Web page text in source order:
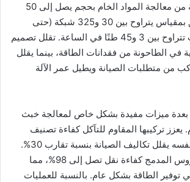
هذه الطاحونة القوية من معالجة المواد الخام بحجم يصل إلى 50
ملم، وإنتاج مساحيق بمقياس يتراوح بين 30 و325 شبكة (حتى
0.038 ملم)، بسعات تتراوح بين 3 و45 طنًا في الساعة. تقلل تصميم
في الطاحونة من فقدانات الطاقة، بينما يقلل
من متطلبات الصيانة ويطيل عمر الآلة
تتميز سلسلة MTW بعدة ميزات مفيدة بشكل خاص لمعالجة خبث
يعزز تركيبها المقاوم للتآكل كفاءة تصنيف
الهواء، وفي الوقت نفسه يقلل تكاليف الصيانة بنسبة تقارب 30%.
يحقق نظام نقل التروس المدمج كفاءة نقل تصل إلى 98%، مما
الطاقة بشكل عام. بالنسبة للعمليات